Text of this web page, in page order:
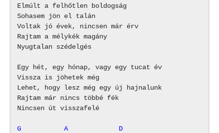
Elmúlt a felhőtlen boldogság
Sohasem jön el talán
Voltak jó évek, nincsen már érv
Rajtam a mélykék magány
Nyugtalan szédelgés
Egy hét, egy hónap, vagy egy tucat év
Vissza is jöhetek még
Lehet, hogy lesz még egy új hajnalunk
Rajtam már nincs többé fék
Nincsen út visszafelé
G           A             D